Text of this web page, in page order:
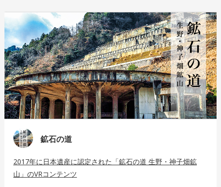
鉱石の道
2017年に日本遺産に認定された「鉱石の道 生野・神子畑鉱
山」のVRコンテンツ